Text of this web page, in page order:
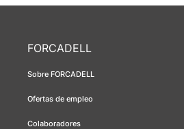
FORCADELL
Sobre FORCADELL
Ofertas de empleo
Colaboradores